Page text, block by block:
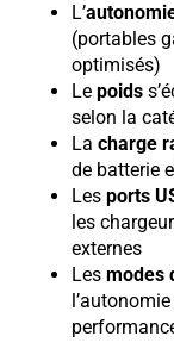
L’
(portables
optimisés)
Le poids
selon la
La charge
de batterie
Les ports
les
externes
Les modes